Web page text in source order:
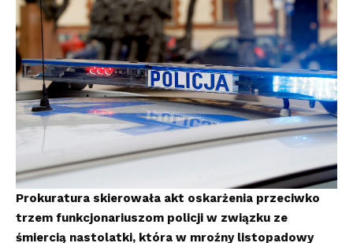
Prokuratura skierowała akt oskarżenia przeciwko
trzem funkcjonariuszom policji w związku ze
śmiercią nastolatki, która w mroźny listopadowy